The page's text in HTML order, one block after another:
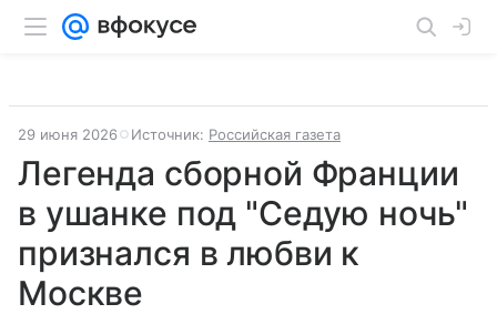
29 июня 2026 Источник: Российская газета
Легенда сборной Франции
в ушанке под "Седую ночь"
признался в любви к
Москве